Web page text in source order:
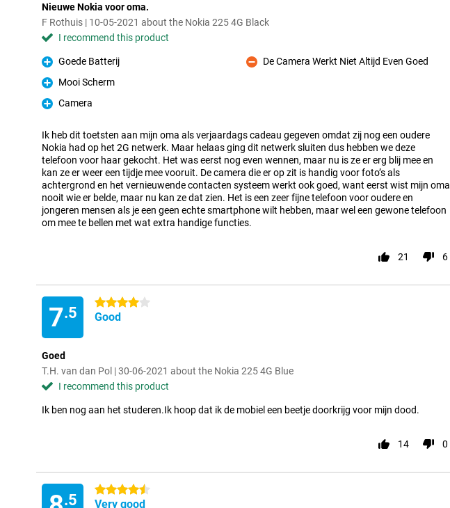
Nieuwe Nokia voor oma.
F Rothuis | 10-05-2021 about the Nokia 225 4G Black
I recommend this product
Pro
Goede Batterij
Pro
Mooi Scherm
Pro
Camera
Con
De Camera Werkt Niet Altijd Even Goed
Ik heb dit toetsten aan mijn oma als verjaardags cadeau gegeven omdat zij nog een oudere
Nokia had op het 2G netwerk. Maar helaas ging dit netwerk sluiten dus hebben we deze
telefoon voor haar gekocht. Het was eerst nog even wennen, maar nu is ze er erg blij mee en
kan ze er weer een tijdje mee vooruit. De camera die er op zit is handig voor foto’s als
achtergrond en het vernieuwende contacten systeem werkt ook goed, want eerst wist mijn oma
nooit wie er belde, maar nu kan ze dat zien. Het is een zeer fijne telefoon voor oudere en
jongeren mensen als je een geen echte smartphone wilt hebben, maar wel een gewone telefoon
om mee te bellen met wat extra handige functies.
21 6
7.5
4 stars
Good
Goed
T.H. van dan Pol | 30-06-2021 about the Nokia 225 4G Blue
I recommend this product
Ik ben nog aan het studeren.Ik hoop dat ik de mobiel een beetje doorkrijg voor mijn dood.
14 0
.5
4.5 stars
Very good